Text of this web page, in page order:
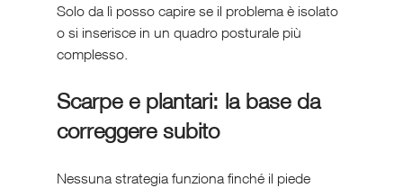
Solo da lì posso capire se il problema è isolato
o si inserisce in un quadro posturale più
complesso.
Scarpe e plantari: la base da
correggere subito
Nessuna strategia funziona finché il piede